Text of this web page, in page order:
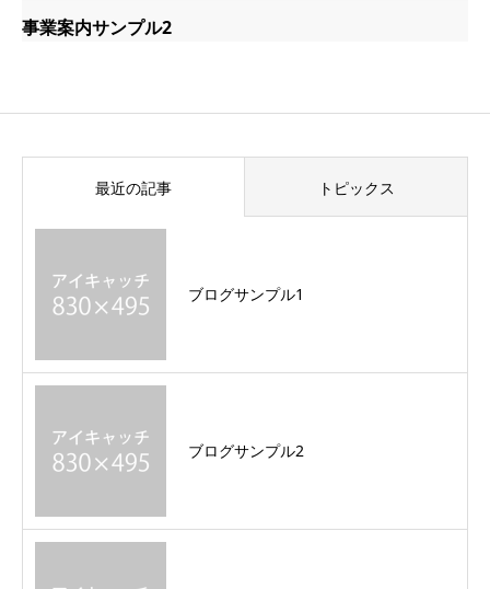
事業案内サンプル2
最近の記事 トピックス
ブログサンプル1
ブログサンプル2